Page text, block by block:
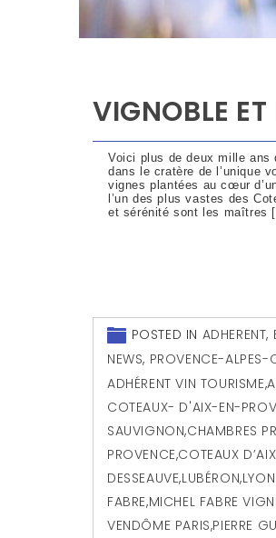
VIGNOBLE
Voici plus de deux mille ans
dans le cratère de l’unique
vignes plantées au cœur
l’un des plus vastes des
et sérénité sont les maîtres
POSTED IN ADHERENT,
NEWS, PROVENCE-ALPES-
ADHÉRENT VIN TOURISME,
COTEAUX- D'AIX-EN-
SAUVIGNON,CHAMBRES
PROVENCE,COTEAUX
DESSEAUVE,LUBÉRON,
FABRE,MICHEL FABRE
VENDÔME PARIS,PIERRE